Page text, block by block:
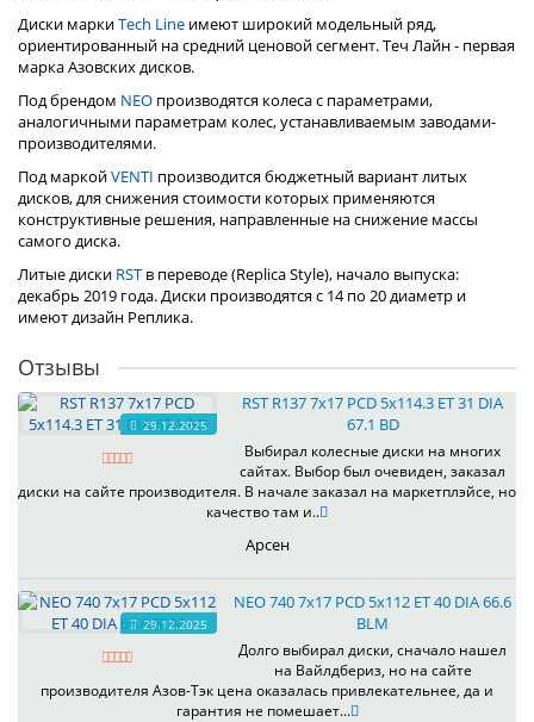
Диски маркиTech Line имеют широкий модельный ряд,
ориентированный на средний ценовой сегмент. Теч Лайн - первая
марка Азовских дисков.
Под брендом NEO производятся колеса с параметрами,
аналогичными параметрам колес, устанавливаемым заводами-
производителями.
Под маркойVENTI производится бюджетный вариант литых
дисков, для снижения стоимости которых применяются
конструктивные решения, направленные на снижение массы
самого диска.
Литые диски RST в переводе (Replica Style), начало выпуска:
декабрь 2019 года. Диски производятся с 14 по 20 диаметр и
имеют дизайн Реплика.
Отзывы
29.12.2025
RST R137 7x17 PCD 5x114.3 ET 31 DIA
67.1 BD
Выбирал колесные диски на многих
сайтах. Выбор был очевиден, заказал
диски на сайте производителя. В начале заказал на маркетплэйсе, но
качество там и..
Арсен
29.12.2025
NEO 740 7x17 PCD 5x112 ET 40 DIA 66.6
BLM
Долго выбирал диски, сначало нашел
на Вайлдбериз, но на сайте
производителя Азов-Тэк цена оказалась привлекательнее, да и
гарантия не помешает...